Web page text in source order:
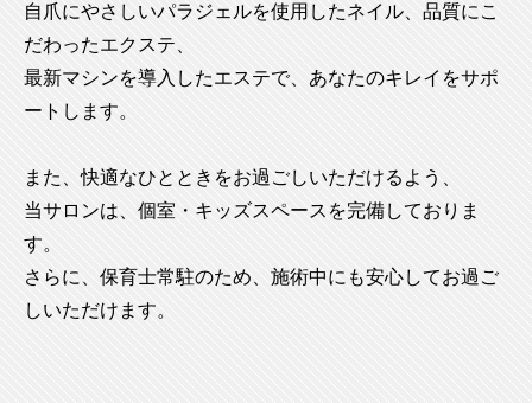
自爪にやさしいパラジェルを使用したネイル、品質にこ
だわったエクステ、
最新マシンを導入したエステで、あなたのキレイをサポ
ートします。
また、快適なひとときをお過ごしいただけるよう、
当サロンは、個室・キッズスペースを完備しておりま
す。
さらに、保育士常駐のため、施術中にも安心してお過ご
しいただけます。